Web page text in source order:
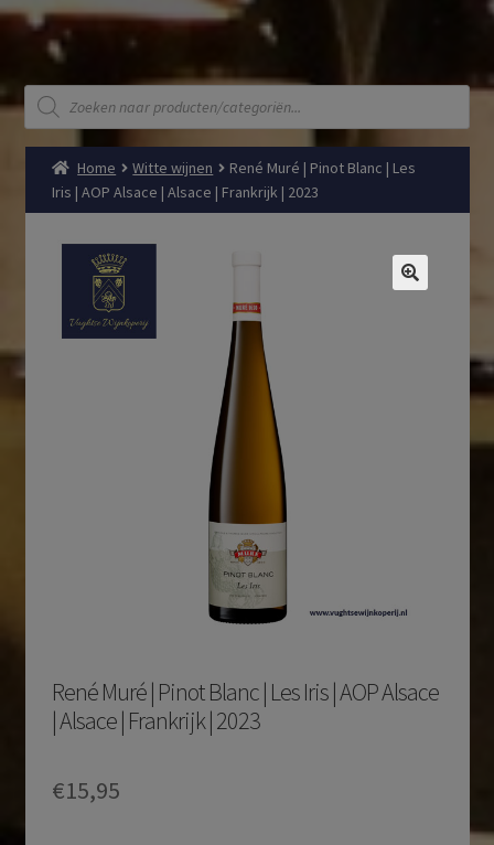
Producten
zoeken
Home Witte wijnen
René Muré | Pinot Blanc | Les
Iris | AOP Alsace | Alsace | Frankrijk | 2023
René Muré | Pinot Blanc | Les Iris | AOP Alsace
| Alsace | Frankrijk | 2023
€15,95